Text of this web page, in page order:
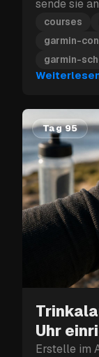
sende sie
Edge.
courses
garmin-
garmin-
Tag 95
Uhr
Erstelle im